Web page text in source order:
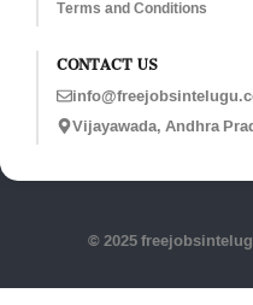
Terms and Conditions
CONTACT US
Vijayawada, Andhra
© 2025